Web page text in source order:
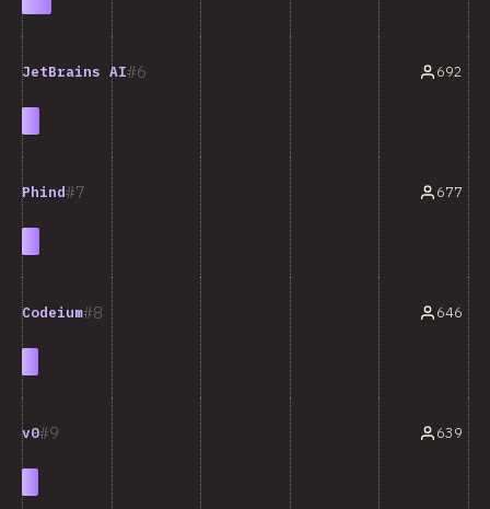
6
JetBrains AI 692
7
Phind 677
8
Codeium 646
9
v0 639